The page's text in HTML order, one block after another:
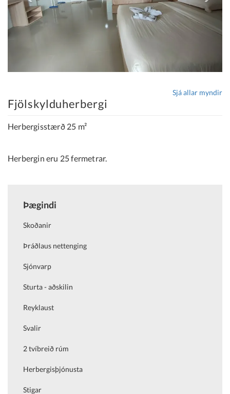
Sjá allar myndir
Fjölskylduherbergi
Herbergisstærð 25 m²
Herbergin eru 25 fermetrar.
Þægindi
Skoðanir
Þráðlaus nettenging
Sjónvarp
Sturta - aðskilin
Reyklaust
Svalir
2 tvíbreið rúm
Herbergisþjónusta
Stigar